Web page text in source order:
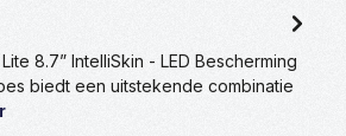
8.7” IntelliSkin - LED Bescherming
biedt een uitstekende combinatie